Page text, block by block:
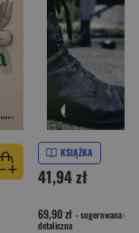
KSIĄŻKA
41,94 zł
69,90 zł - sugerowana cena
detaliczna